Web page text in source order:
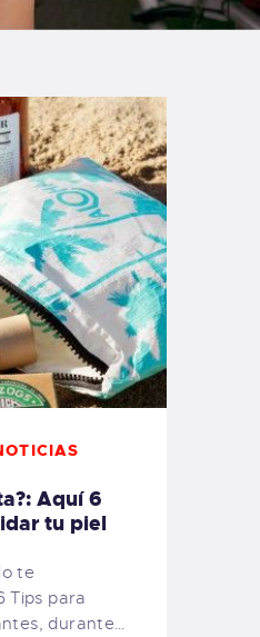
SURFERS
Aquí 6
tu piel
te
Tips para
durante…